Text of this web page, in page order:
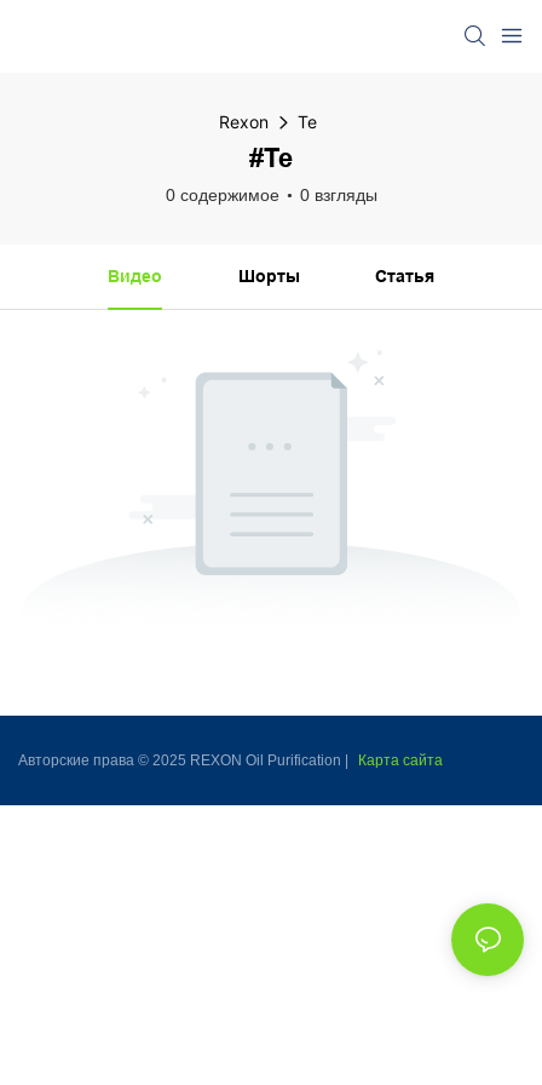
Rexon Те
#Те
0 содержимое 0 взгляды
Видео Шорты Статья
Авторские права © 2025 REXON Oil Purification | Карта сайта